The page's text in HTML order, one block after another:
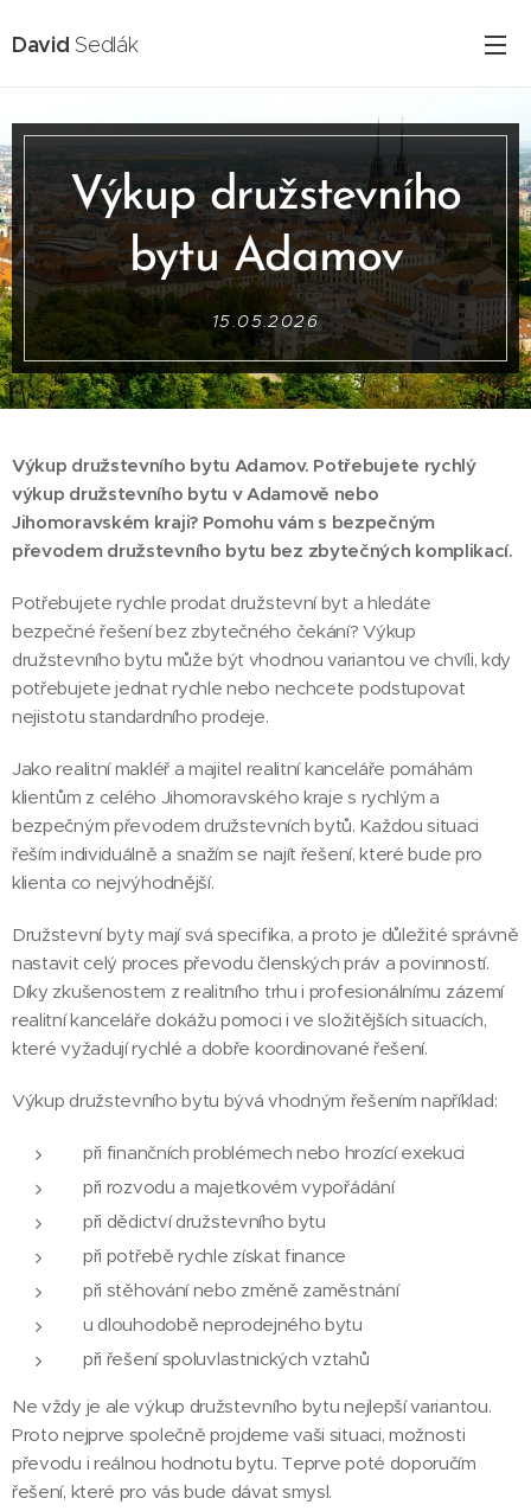
DavidSedlák
Výkup družstevního
bytu Adamov
15.05.2026
Výkup družstevního bytu Adamov. Potřebujete rychlý
výkup družstevního bytu v Adamově nebo
Jihomoravském kraji? Pomohu vám s bezpečným
převodem družstevního bytu bez zbytečných komplikací.
Potřebujete rychle prodat družstevní byt a hledáte
bezpečné řešení bez zbytečného čekání? Výkup
družstevního bytu může být vhodnou variantou ve chvíli, kdy
potřebujete jednat rychle nebo nechcete podstupovat
nejistotu standardního prodeje.
Jako realitní makléř a majitel realitní kanceláře pomáhám
klientům z celého Jihomoravského kraje s rychlým a
bezpečným převodem družstevních bytů. Každou situaci
řeším individuálně a snažím se najít řešení, které bude pro
klienta co nejvýhodnější.
Družstevní byty mají svá specifika, a proto je důležité správně
nastavit celý proces převodu členských práv a povinností.
Díky zkušenostem z realitního trhu i profesionálnímu zázemí
realitní kanceláře dokážu pomoci i ve složitějších situacích,
které vyžadují rychlé a dobře koordinované řešení.
Výkup družstevního bytu bývá vhodným řešením například:
při finančních problémech nebo hrozící exekuci
při rozvodu a majetkovém vypořádání
při dědictví družstevního bytu
při potřebě rychle získat finance
při stěhování nebo změně zaměstnání
u dlouhodobě neprodejného bytu
při řešení spoluvlastnických vztahů
Ne vždy je ale výkup družstevního bytu nejlepší variantou.
Proto nejprve společně projdeme vaši situaci, možnosti
převodu i reálnou hodnotu bytu. Teprve poté doporučím
řešení, které pro vás bude dávat smysl.